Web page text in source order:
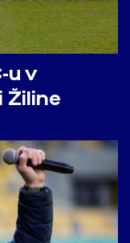
u v
Žiline